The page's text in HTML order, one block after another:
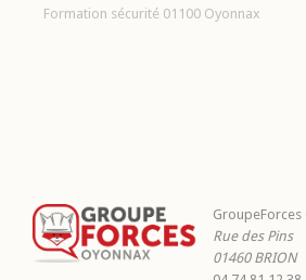
Formation sécurité 01100 Oyonnax
GroupeForces
Rue des Pins
01460 BRION